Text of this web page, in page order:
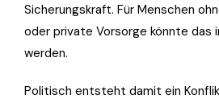
Sicherungskraft. Für Menschen
oder private Vorsorge könnte das
werden.
Politisch entsteht damit ein